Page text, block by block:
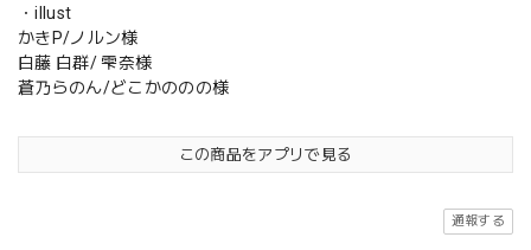
・illust
かきP/ノルン様
白藤 白群/ 雫奈様
蒼乃らのん/どこかののの様
この商品をアプリで見る
通報する